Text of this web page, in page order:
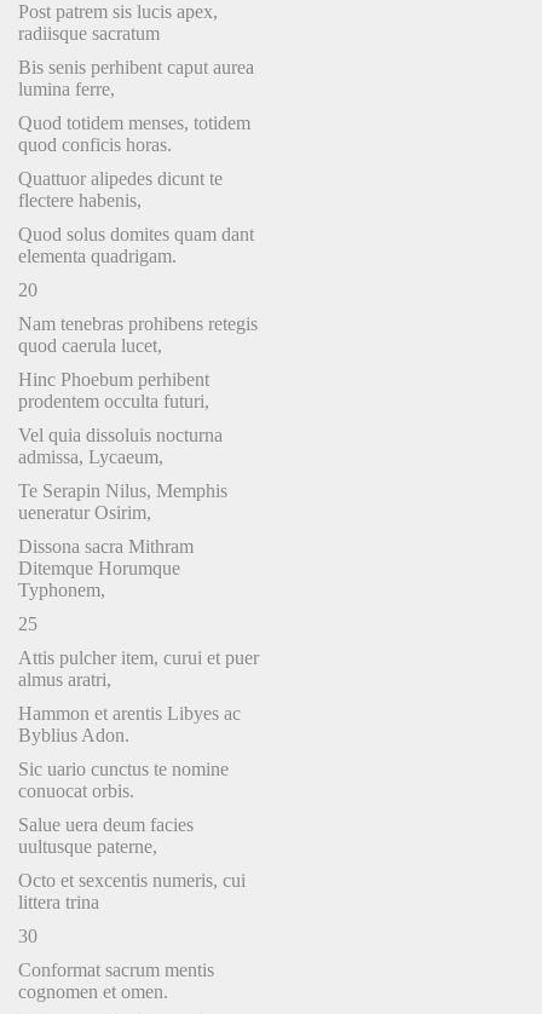
Post patrem sis lucis apex,
radiisque sacratum
Bis senis perhibent caput aurea
lumina ferre,
Quod totidem menses, totidem
quod conficis horas.
Quattuor alipedes dicunt te
flectere habenis,
Quod solus domites quam dant
elementa quadrigam.
20
Nam tenebras prohibens retegis
quod caerula lucet,
Hinc Phoebum perhibent
prodentem occulta futuri,
Vel quia dissoluis nocturna
admissa, Lycaeum,
Te Serapin Nilus, Memphis
ueneratur Osirim,
Dissona sacra Mithram
Ditemque Horumque
Typhonem,
25
Attis pulcher item, curui et puer
almus aratri,
Hammon et arentis Libyes ac
Byblius Adon.
Sic uario cunctus te nomine
conuocat orbis.
Salue uera deum facies
uultusque paterne,
Octo et sexcentis numeris, cui
littera trina
30
Conformat sacrum mentis
cognomen et omen.